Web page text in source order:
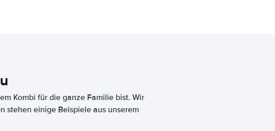
Kombi für die ganze Familie bist. Wir
stehen einige Beispiele aus unserem